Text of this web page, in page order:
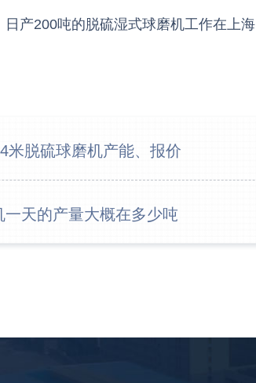
日产200吨的脱硫湿式球磨机工作在上海
米脱硫球磨机产能、报价
一天的产量大概在多少吨